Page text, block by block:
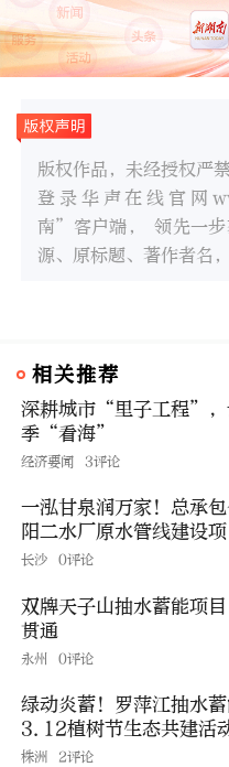
版权作品，未经授权严
登录华声在线官网
南”客户端， 领先一步
源、原标题、著作者名
相关推荐
深耕城市“里子工程”，
季“看海”
经济要闻 3评论
一泓甘泉润万家！总承
阳二水厂原水管线建设
长沙 0评论
双牌天子山抽水蓄能项
贯通
永州 0评论
绿动炎蓄！罗萍江抽水
3.12植树节生态共建活
株洲 2评论